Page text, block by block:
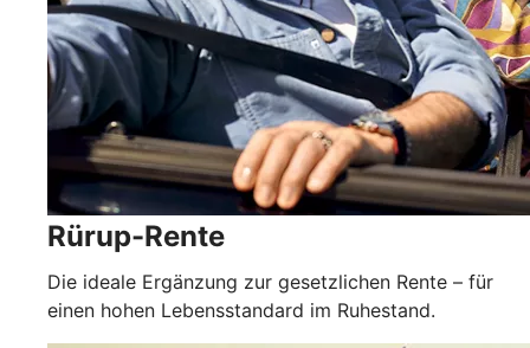
Rürup-Rente
Die ideale Ergänzung zur gesetzlichen Rente – für
einen hohen Lebensstandard im Ruhestand.